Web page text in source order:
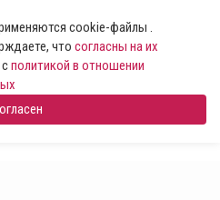
cookie-файлы .
что согласны на их
политикой в отношении